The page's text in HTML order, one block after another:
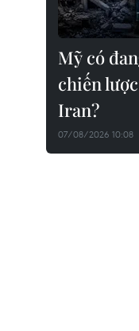
Mỹ có
chiến
Iran?
07/08/2026 10:08